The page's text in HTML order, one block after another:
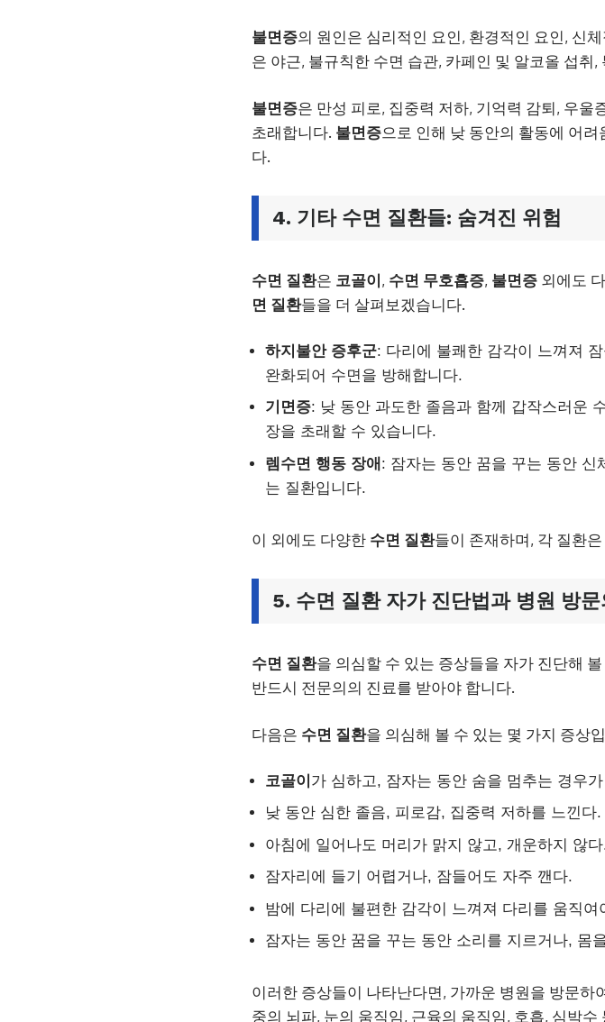
불면증의 원인은 심리적인 요인, 환경적인 요인, 신
은 야근, 불규칙한 수면 습관, 카페인 및 알코올 섭취,
불면증은 만성 피로, 집중력 저하, 기억력 감퇴, 우울
초래합니다. 불면증으로 인해 낮 동안의 활동에 어
다.
4. 기타 수면 질환들: 숨겨진 위험
수면 질환은 코골이, 수면 무호흡증, 불면증 외에도
면 질환들을 더 살펴보겠습니다.
하지불안 증후군: 다리에 불쾌한 감각이 느껴져
완화되어 수면을 방해합니다.
기면증: 낮 동안 과도한 졸음과 함께 갑작스러운
장을 초래할 수 있습니다.
렘수면 행동 장애 : 잠자는 동안 꿈을 꾸는 동안 신
는 질환입니다.
이 외에도 다양한 수면 질환들이 존재하며, 각 질환
5. 수면 질환자가 진단법과 병원 방문
수면 질환을 의심할 수 있는 증상들을 자가 진단해
반드시 전문의의 진료를 받아야 합니다.
다음은 수면 질환을 의심해 볼 수 있는 몇 가지 증상
코골이 가 심하고, 잠자는 동안 숨을 멈추는 경우
낮 동안 심한 졸음, 피로감, 집중력 저하를 느낀다.
아침에 일어나도 머리가 맑지 않고, 개운하지 않
잠자리에 들기 어렵거나, 잠들어도 자주 깬다.
밤에 다리에 불편한 감각이 느껴져 다리를 움직여
잠자는 동안 꿈을 꾸는 동안 소리를 지르거나, 몸
이러한 증상들이 나타난다면, 가까운 병원을 방문하
중의 뇌파, 눈의 움직임, 근육의 움직임, 호흡, 심박수